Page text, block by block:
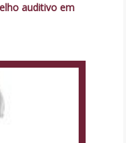
auditivo em